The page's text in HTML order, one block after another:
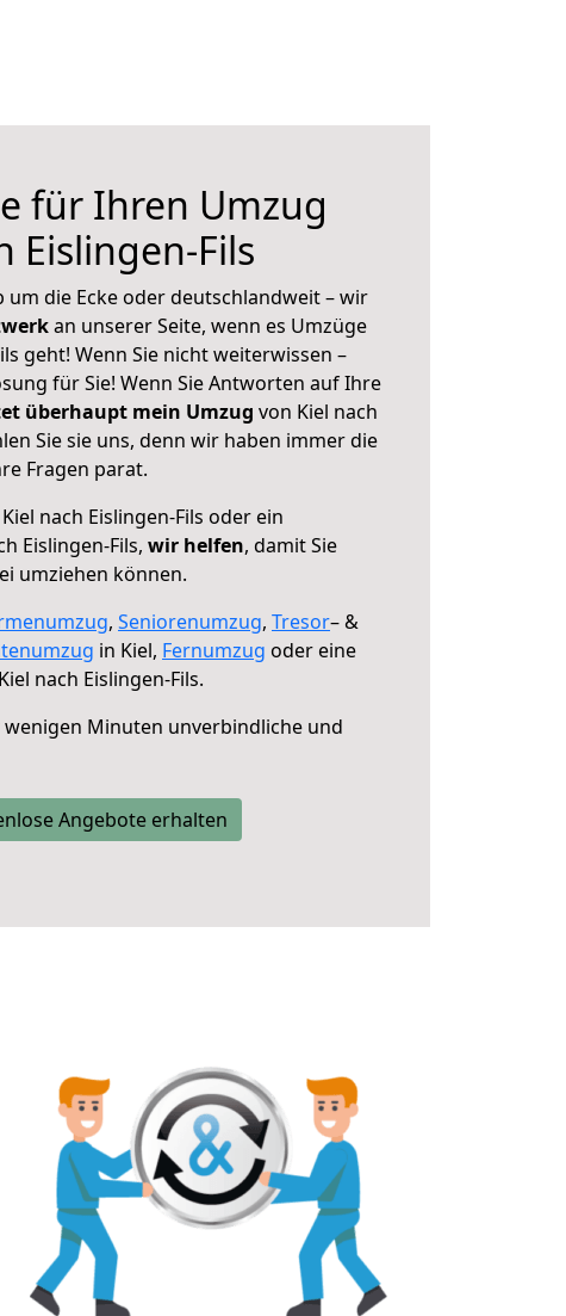
für Ihren Umzug
Eislingen-Fils
um die Ecke oder deutschlandweit – wir
an unserer Seite, wenn es Umzüge
geht! Wenn Sie nicht weiterwissen –
für Sie! Wenn Sie Antworten auf Ihre
überhaupt mein Umzug von Kiel nach
Sie sie uns, denn wir haben immer die
Fragen parat.
nach Eislingen-Fils oder ein
Eislingen-Fils, wir helfen, damit Sie
umziehen können.
, Seniorenumzug, Tresor– &
in Kiel, Fernumzug oder eine
nach Eislingen-Fils.
Minuten unverbindliche und
Angebote erhalten